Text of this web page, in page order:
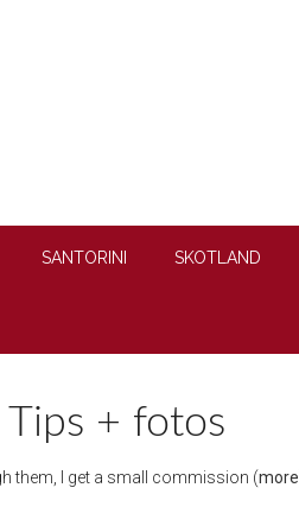
SANTORINI SKOTLAND
+ fotos
them, I get a small commission (more